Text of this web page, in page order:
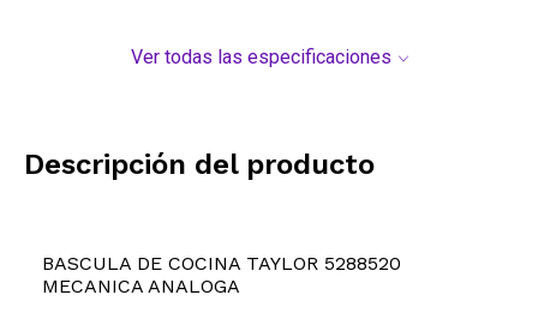
Ver todas las especificaciones
Descripción del producto
BASCULA DE COCINA TAYLOR 5288520
MECANICA ANALOGA